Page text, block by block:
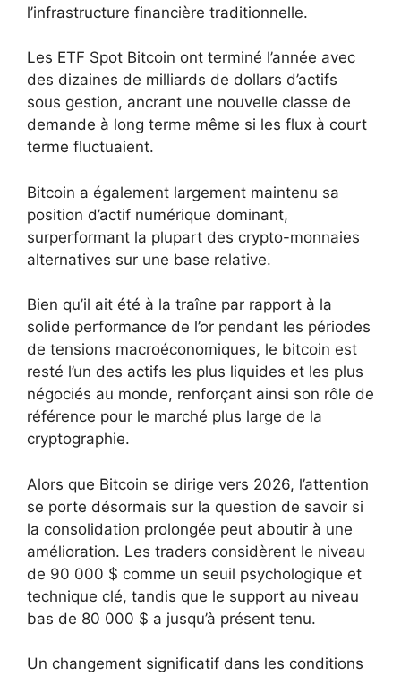
l’infrastructure financière traditionnelle.
Les ETF Spot Bitcoin ont terminé l’année avec
des dizaines de milliards de dollars d’actifs
sous gestion, ancrant une nouvelle classe de
demande à long terme même si les flux à court
terme fluctuaient.
Bitcoin a également largement maintenu sa
position d’actif numérique dominant,
surperformant la plupart des crypto-monnaies
alternatives sur une base relative.
Bien qu’il ait été à la traîne par rapport à la
solide performance de l’or pendant les périodes
de tensions macroéconomiques, le bitcoin est
resté l’un des actifs les plus liquides et les plus
négociés au monde, renforçant ainsi son rôle de
référence pour le marché plus large de la
cryptographie.
Alors que Bitcoin se dirige vers 2026, l’attention
se porte désormais sur la question de savoir si
la consolidation prolongée peut aboutir à une
amélioration. Les traders considèrent le niveau
de 90 000 $ comme un seuil psychologique et
technique clé, tandis que le support au niveau
bas de 80 000 $ a jusqu’à présent tenu.
Un changement significatif dans les conditions